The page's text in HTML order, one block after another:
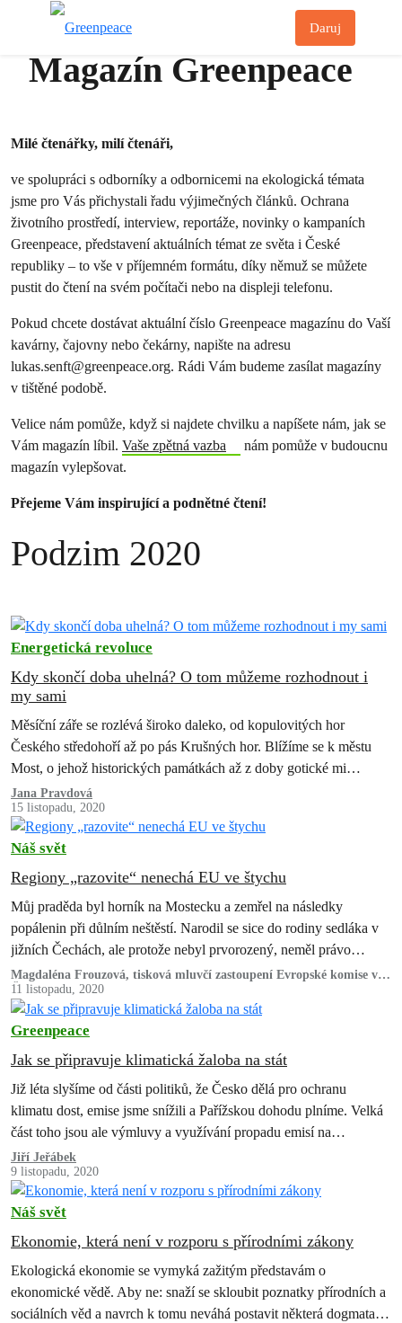
Daruj
Magazín Greenpeace
Milé čtenářky, milí čtenáři,
ve spolupráci s odborníky a odbornicemi na ekologická témata
jsme pro Vás přichystali řadu výjimečných článků. Ochrana
životního prostředí, interview, reportáže, novinky o kampaních
Greenpeace, představení aktuálních témat ze světa i České
republiky – to vše v příjemném formátu, díky němuž se můžete
pustit do čtení na svém počítači nebo na displeji telefonu.
Pokud chcete dostávat aktuální číslo Greenpeace magazínu do Vaší
kavárny, čajovny nebo čekárny, napište na adresu
lukas.senft@greenpeace.org. Rádi Vám budeme zasílat magazíny
v tištěné podobě.
Velice nám pomůže, když si najdete chvilku a napíšete nám, jak se
Vám magazín líbil. Vaše zpětná vazba
nám pomůže v budoucnu
magazín vylepšovat.
Přejeme Vám inspirující a podnětné čtení!
Podzim 2020
Energetická revoluce
Kdy skončí doba uhelná? O tom můžeme rozhodnout i
my sami
Měsíční záře se rozlévá široko daleko, od kopulovitých hor
Českého středohoří až po pás Krušných hor. Blížíme se k městu
Most, o jehož historických památkách až z doby gotické mi…
Jana Pravdová
15 listopadu, 2020
Náš svět
Regiony „razovite“ nenechá EU ve štychu
Můj praděda byl horník na Mostecku a zemřel na následky
popálenin při důlním neštěstí. Narodil se sice do rodiny sedláka v
jižních Čechách, ale protože nebyl prvorozený, neměl právo
zdědit…
Magdaléna Frouzová, tisková mluvčí zastoupení Evropské komise v
ČR
11 listopadu, 2020
Greenpeace
Jak se připravuje klimatická žaloba na stát
Již léta slyšíme od části politiků, že Česko dělá pro ochranu
klimatu dost, emise jsme snížili a Pařížskou dohodu plníme. Velká
část toho jsou ale výmluvy a využívání propadu emisí na…
Jiří Jeřábek
9 listopadu, 2020
Náš svět
Ekonomie, která není v rozporu s přírodními zákony
Ekologická ekonomie se vymyká zažitým představám o
ekonomické vědě. Aby ne: snaží se skloubit poznatky přírodních a
sociálních věd a navrch k tomu neváhá postavit některá dogmata